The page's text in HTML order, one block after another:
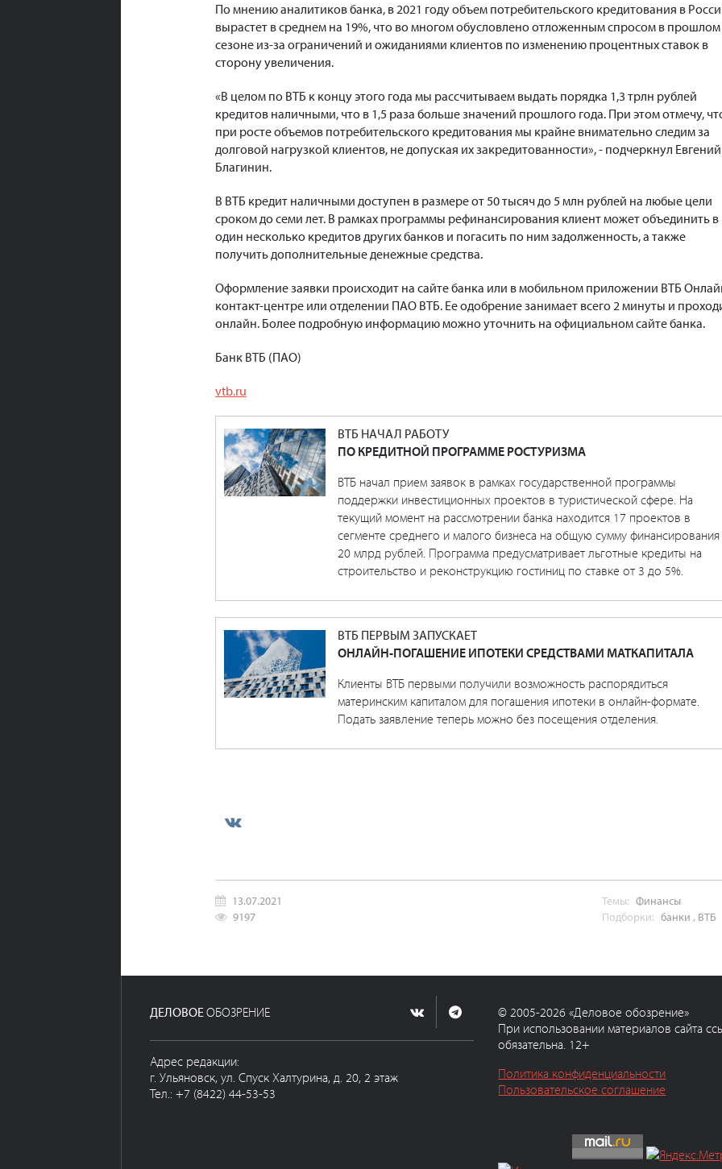
По мнению аналитиков банка, в 2021 году объем потребительского кредитования в
вырастет в среднем на 19%, что во многом обусловлено отложенным спросом в прошлом
сезоне из-за ограничений и ожиданиями клиентов по изменению процентных ставок в
сторону увеличения.
«В целом по ВТБ к концу этого года мы рассчитываем выдать порядка 1,3 трлн рублей
кредитов наличными, что в 1,5 раза больше значений прошлого года. При этом отмечу,
при росте объемов потребительского кредитования мы крайне внимательно следим за
долговой нагрузкой клиентов, не допуская их закредитованности», - подчеркнул Евгений
Благинин.
В ВТБ кредит наличными доступен в размере от 50 тысяч до 5 млн рублей на любые цели
сроком до семи лет. В рамках программы рефинансирования клиент может объединить в
один несколько кредитов других банков и погасить по ним задолженность, а также
получить дополнительные денежные средства.
Оформление заявки происходит на сайте банка или в мобильном приложении ВТБ
контакт-центре или отделении ПАО ВТБ. Ее одобрение занимает всего 2 минуты и
онлайн. Более подробную информацию можно уточнить на официальном сайте банка.
Банк ВТБ (ПАО)
vtb.ru
ВТБ НАЧАЛ РАБОТУ
ПО КРЕДИТНОЙ ПРОГРАММЕ РОСТУРИЗМА
ВТБ начал прием заявок в рамках государственной программы
поддержки инвестиционных проектов в туристической сфере. На
текущий момент на рассмотрении банка находится 17 проектов в
сегменте среднего и малого бизнеса на общую сумму финансирования
20 млрд рублей. Программа предусматривает льготные кредиты на
строительство и реконструкцию гостиниц по ставке от 3 до 5%.
ВТБ ПЕРВЫМ ЗАПУСКАЕТ
ОНЛАЙН-ПОГАШЕНИЕ ИПОТЕКИ СРЕДСТВАМИ МАТКАПИТАЛА
Клиенты ВТБ первыми получили возможность распорядиться
материнским капиталом для погашения ипотеки в онлайн-формате.
Подать заявление теперь можно без посещения отделения.
13.07.2021
9197
Темы: Финансы
Подборки: банки , ВТБ
ДЕЛОВОЕОБОЗРЕНИЕ
Адрес редакции:
г. Ульяновск, ул. Спуск Халтурина, д. 20, 2 этаж
Тел.: +7 (8422) 44-53-53
© 2005-2026 «Деловое обозрение»
При использовании материалов сайта
обязательна. 12+
Политика конфиденциальности
Пользовательское соглашение